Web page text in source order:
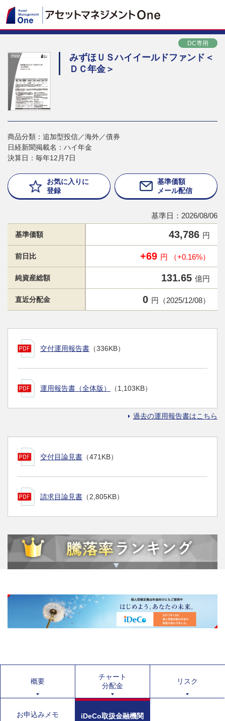
DC専用
みずほＵＳハイイールドファンド＜
ＤＣ年金＞
商品分類：追加型投信／海外／債券
日経新聞掲載名：ハイ年金
決算日：毎年12月7日
お気に入りに
登録
基準価額
メール配信
基準日：2026/08/06
基準価額 43,786 円
前日比 +69 円 （+0.16%）
純資産総額 131.65 億円
直近分配金 0 円（2025/12/08）
交付運用報告書 （336KB）
運用報告書（全体版） （1,103KB）
過去の運用報告書はこちら
交付目論見書 （471KB）
請求目論見書 （2,805KB）
概要
チャート
分配金
リスク
お申込みメモ iDeCo取扱金融機関